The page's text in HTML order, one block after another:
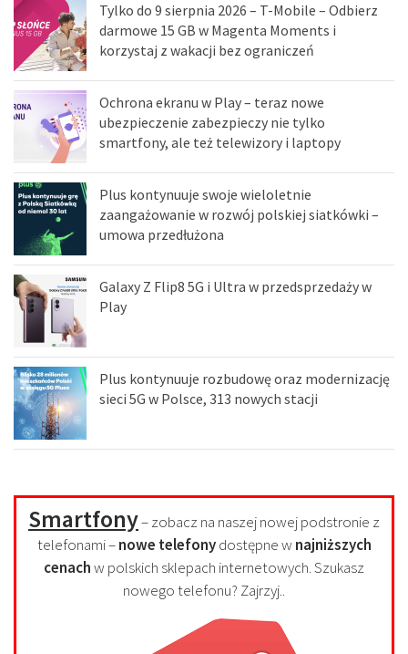
Tylko do 9 sierpnia 2026 – T-Mobile – Odbierz
darmowe 15 GB w Magenta Moments i
korzystaj z wakacji bez ograniczeń
Ochrona ekranu w Play – teraz nowe
ubezpieczenie zabezpieczy nie tylko
smartfony, ale też telewizory i laptopy
Plus kontynuuje swoje wieloletnie
zaangażowanie w rozwój polskiej siatkówki –
umowa przedłużona
Galaxy Z Flip8 5G i Ultra w przedsprzedaży w
Play
Plus kontynuuje rozbudowę oraz modernizację
sieci 5G w Polsce, 313 nowych stacji
Smartfony– zobacz na naszej nowej podstronie z
telefonami –nowe telefonydostępne w najniższych
cenachw polskich sklepach internetowych. Szukasz
nowego telefonu? Zajrzyj..